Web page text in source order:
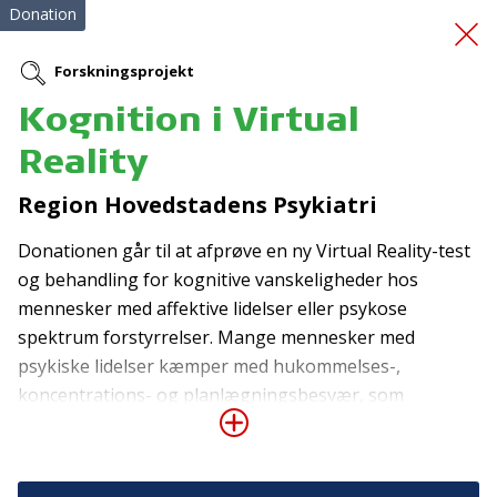
Frivillige til
handicappede
Donation
Forskningsprojekt
Kognition i Virtual
Reality
Region Hovedstadens Psykiatri
Donationen går til at afprøve en ny Virtual Reality-test
og behandling for kognitive vanskeligheder hos
mennesker med affektive lidelser eller psykose
spektrum forstyrrelser. Mange mennesker med
psykiske lidelser kæmper med hukommelses-,
koncentrations- og planlægningsbesvær, som
vanskeliggør hverdagslivet med uddannelse og
og usikkerhed for fremtiden. Der findes flere kognitive
Tilmeld nyhedsbrev
De seneste nyheder om TrygFondens og TryghedsGruppens